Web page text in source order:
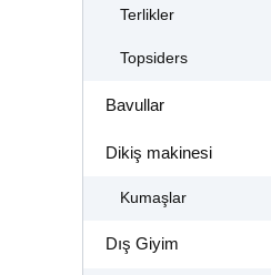
Terlikler
Topsiders
Bavullar
Dikiş makinesi
Kumaşlar
Dış Giyim